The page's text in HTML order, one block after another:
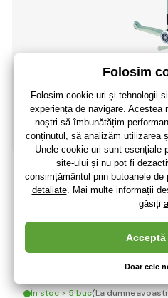
Globber trotinetă Primo
Pisctachio
351
În stoc > 5 buc(La